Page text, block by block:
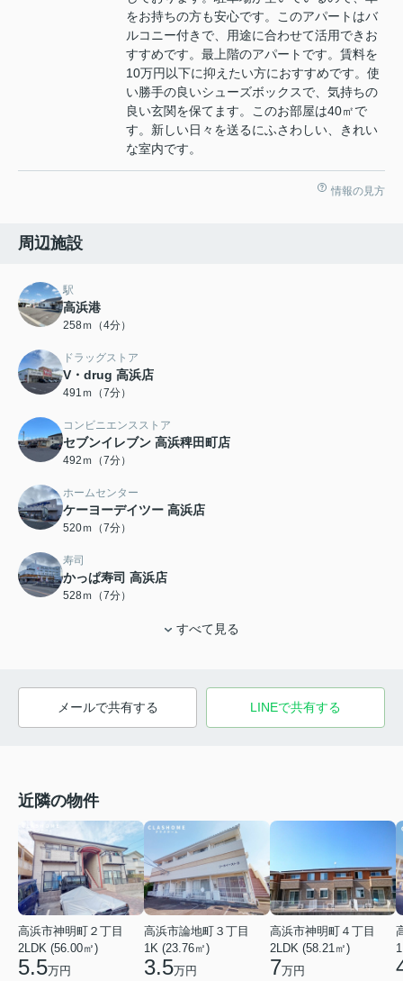
をお持ちの方も安心です。このアパートはバ
ルコニー付きで、用途に合わせて活用できお
すすめです。最上階のアパートです。賃料を
10万円以下に抑えたい方におすすめです。使
い勝手の良いシューズボックスで、気持ちの
良い玄関を保てます。このお部屋は40㎡で
す。新しい日々を送るにふさわしい、きれい
な室内です。
情報の見方
周辺施設
駅
高浜港
258ｍ（4分）
ドラッグストア
V・drug 高浜店
491ｍ（7分）
コンビニエンスストア
セブンイレブン 高浜稗田町店
492ｍ（7分）
ホームセンター
ケーヨーデイツー 高浜店
520ｍ（7分）
寿司
かっぱ寿司 高浜店
528ｍ（7分）
すべて見る
メールで共有する LINEで共有する
近隣の物件
高浜市神明町２丁目
2LDK (56.00㎡)
5.5万円
高浜市論地町３丁目
1K (23.76㎡)
3.5万円
高浜市神明町４丁目
2LDK (58.21㎡)
7万円